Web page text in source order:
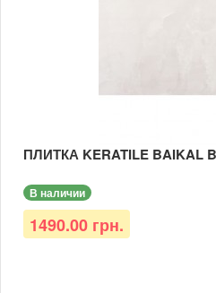
ПЛИТКА KERATILE BAIKAL
В наличии
1490.00 грн.